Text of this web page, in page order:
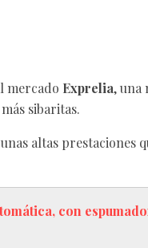
mercado Exprelia, una
sibaritas.
altas prestaciones
con